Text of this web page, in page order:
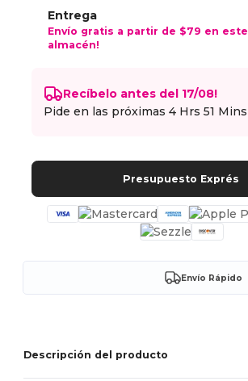
Entrega
Envío gratis a partir de $79 en este
almacén!
Recíbelo antes del 17/08!
Pide en las próximas4 Hrs 51 Mins
Presupuesto Exprés
Envío Rápido
Descripción del producto